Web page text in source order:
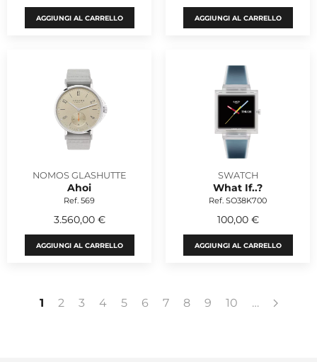
AGGIUNGI AL CARRELLO AGGIUNGI AL CARRELLO
NOMOS GLASHUTTE
Ahoi
Ref. 569
3.560,00 €
AGGIUNGI AL CARRELLO
SWATCH
What If..?
Ref. SO38K700
100,00 €
AGGIUNGI AL CARRELLO
1 2 3 4 5 6 7 8 9 10 …